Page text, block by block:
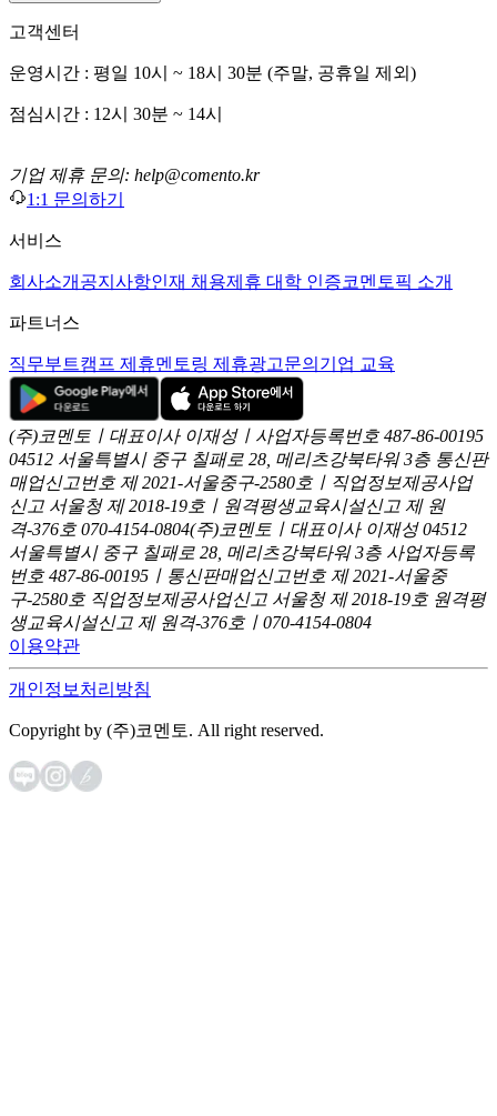
고객센터
운영시간 : 평일 10시 ~ 18시 30분 (주말, 공휴일 제외)
점심시간 : 12시 30분 ~ 14시
기업 제휴 문의: help@comento.kr
1:1 문의하기
서비스
회사소개 공지사항인재 채용제휴 대학 인증코멘토픽 소개
파트너스
직무부트캠프 제휴멘토링 제휴광고문의 기업 교육
(주)코멘토ㅣ대표이사 이재성ㅣ사업자등록번호 487-86-00195
04512 서울특별시 중구 칠패로 28, 메리츠강북타워 3층 통신판
매업신고번호 제 2021-서울중구-2580호ㅣ직업정보제공사업
신고 서울청 제 2018-19호ㅣ원격평생교육시설신고 제 원
격-376호 070-4154-0804(주)코멘토ㅣ대표이사 이재성 04512
서울특별시 중구 칠패로 28, 메리츠강북타워 3층 사업자등록
번호 487-86-00195ㅣ통신판매업신고번호 제 2021-서울중
구-2580호 직업정보제공사업신고 서울청 제 2018-19호 원격평
생교육시설신고 제 원격-376호ㅣ070-4154-0804
이용약관
개인정보처리방침
Copyright by (주)코멘토. All right reserved.